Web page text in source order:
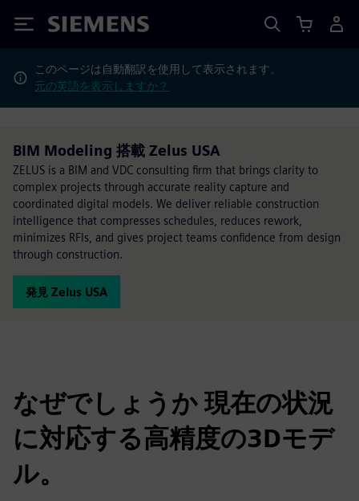
Siemens
このページは自動翻訳を使用して表示されます。
元の英語を表示しますか？
BIM Modeling 搭載 Zelus USA
ZELUS is a BIM and VDC consulting firm that brings clarity to
complex projects through accurate reality capture and
coordinated digital models. We deliver reliable construction
intelligence that compresses schedules, reduces rework,
minimizes RFIs, and gives project teams confidence from design
through construction.
発見 Zelus USA
なぜでしょうか 現在の状況
に対応する高精度の3Dモデ
ル。